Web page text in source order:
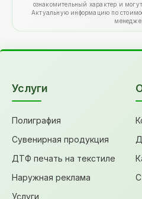
ознакомительный характер и
Актуальную информацию по
Услуги
Полиграфия
Сувенирная продукция
ДТФ печать на текстиле
Наружная реклама
Услуги